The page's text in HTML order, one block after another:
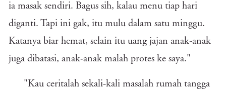
ia masak sendiri. Bagus sih, kalau menu tiap hari
diganti. Tapi ini gak, itu mulu dalam satu minggu.
Katanya biar hemat, selain itu uang jajan anak-anak
juga dibatasi, anak-anak malah protes ke saya."
"Kau ceritalah sekali-kali masalah rumah tangga